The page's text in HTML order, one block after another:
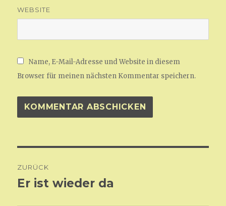
WEBSITE
Name, E-Mail-Adresse und Website in diesem
Browser für meinen nächsten Kommentar speichern.
ZURÜCK
Vorheriger
Er ist wieder da